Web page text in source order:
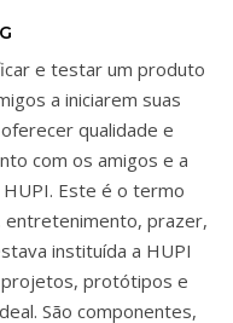
e testar um produto
a iniciarem suas
qualidade e
com os amigos e a
Este é o termo
entretenimento, prazer,
instituída a HUPI
projetos, protótipos e
São componentes,